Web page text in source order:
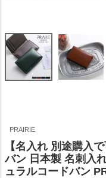
PRAIRIE
【名入れ 別途購入
バン 日本製 名刺入
ュラルコードバン